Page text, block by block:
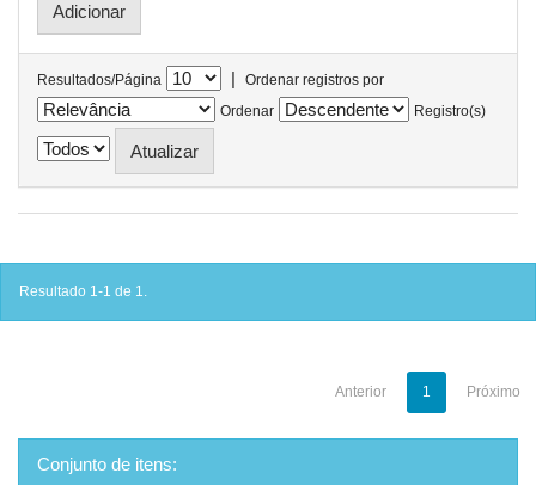
Resultados/Página |
Ordenar registros por
Ordenar
Registro(s)
Resultado 1-1 de 1.
Anterior 1 Próximo
Conjunto de itens: